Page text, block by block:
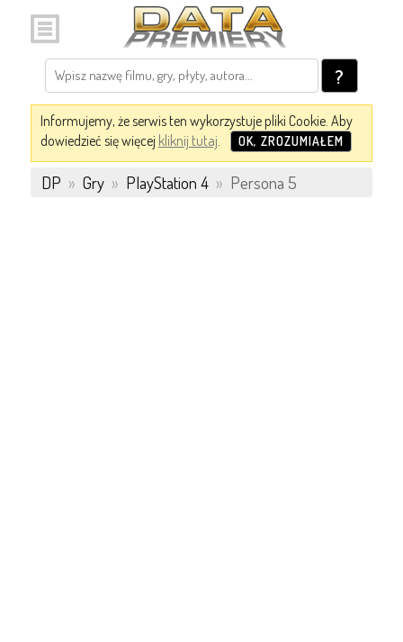
?
Informujemy, że serwis ten wykorzystuje pliki Cookie. Aby
dowiedzieć się więcej kliknij tutaj. OK, ZROZUMIAŁEM
DP » Gry » PlayStation 4 » Persona 5